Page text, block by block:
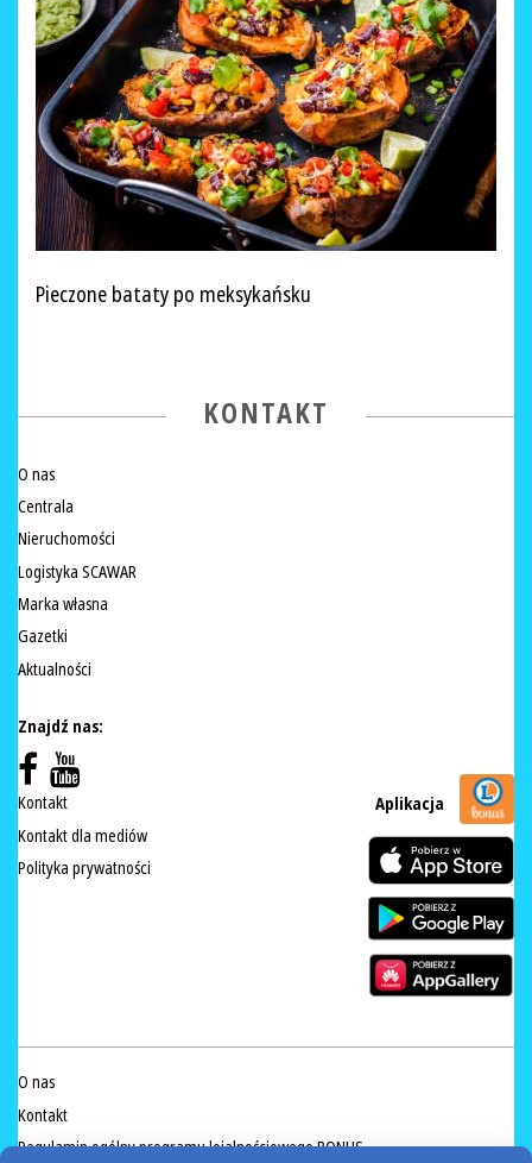
Pieczone bataty po meksykańsku
KONTAKT
O nas
Centrala
Nieruchomości
Logistyka SCAWAR
Marka własna
Gazetki
Aktualności
Znajdź nas:
Kontakt
Kontakt dla mediów
Polityka prywatności
Aplikacja
O nas
Kontakt
Regulamin ogólny programu lojalnościowego BONUS